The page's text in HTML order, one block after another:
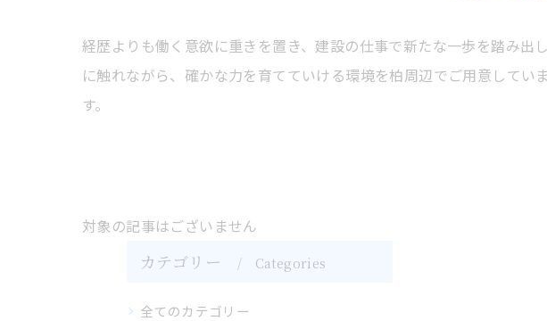
経歴よりも働く意欲に重きを置き、建設の仕事で新たな一歩を踏み
に触れながら、確かな力を育てていける環境を柏周辺でご用意して
す。
対象の記事はございません
カテゴリー Categories
全てのカテゴリー